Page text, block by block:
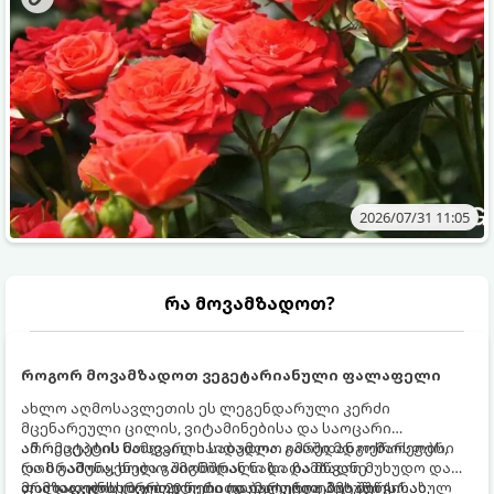
2026/07/31 11:05
რა მოვამზადოთ?
როგორ მოვამზადოთ ვეგეტარიანული ფალაფელი
ახლო აღმოსავლეთის ეს ლეგენდარული კერძი
მცენარეული ცილის, ვიტამინებისა და საოცარი
არომატების ნამდვილი საბადოა. გარედან ოქროსფერი
და ხრაშუნა, ხოლო შიგნიდან ნაზი და მწვანე
ფალაფელის ბურთულები იდეალურია პიტაში (არაბულ
ამ რეცეპტის მთავარი საიდუმლო იმაში მდგომარეობს,
რომ გამოიყენება გამომშრალი და ჩამბალი მუხუდო და
არა დაკონსერვებული, რათა ბურთულებმა შეწვისას
მომზადების დრო: 20 წუთი (დამატებით მუხუდოს